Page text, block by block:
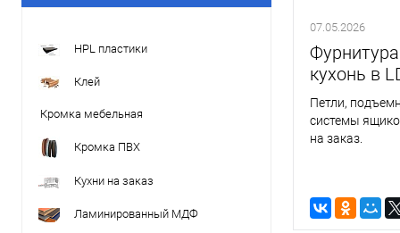
HPL пластики
Клей
Кромка мебельная
Кромка ПВХ
Кухни на заказ
Ламинированный МДФ
07.05.2026
кухонь в
Петли,
системы
на заказ.